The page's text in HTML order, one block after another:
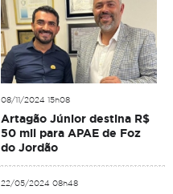
08/11/2024 15h08
Artagão Júnior destina R$
50 mil para APAE de Foz
do Jordão
22/05/2024 08h48